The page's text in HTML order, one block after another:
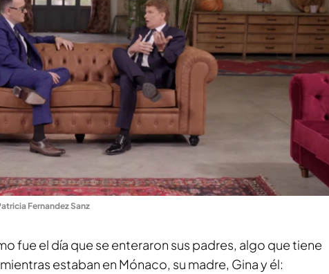
Fernandez Sanz
fue el día que se enteraron sus padres, algo que tiene
estaban en Mónaco, su madre, Gina y él: